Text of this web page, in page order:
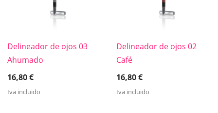
Delineador de ojos 03
Ahumado
16,80€
Iva incluido
Delineador de ojos 02
Café
16,80€
Iva incluido